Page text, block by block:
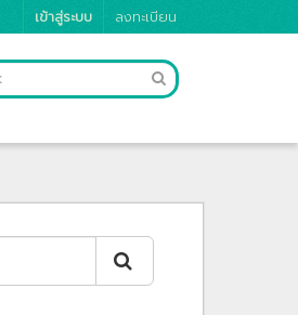
เข้าสู่ระบบ ลงทะเบียน